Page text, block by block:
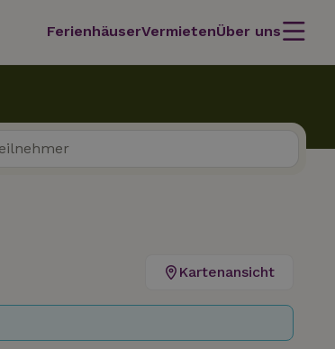
FerienhäuserVermietenÜber uns
Kartenansicht